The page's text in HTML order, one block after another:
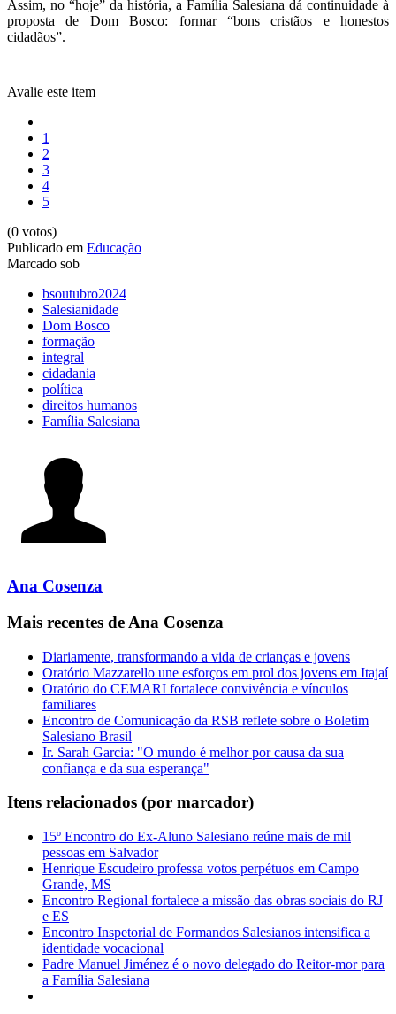
Assim, no “hoje” da história, a Família Salesiana dá continuidade à
proposta de Dom Bosco: formar “bons cristãos e honestos
cidadãos”.
Avalie este item
1
2
3
4
5
(0 votos)
Publicado em Educação
Marcado sob
bsoutubro2024
Salesianidade
Dom Bosco
formação
integral
cidadania
política
direitos humanos
Família Salesiana
Ana Cosenza
Mais recentes de Ana Cosenza
Diariamente, transformando a vida de crianças e jovens
Oratório Mazzarello une esforços em prol dos jovens em Itajaí
Oratório do CEMARI fortalece convivência e vínculos
familiares
Encontro de Comunicação da RSB reflete sobre o Boletim
Salesiano Brasil
Ir. Sarah Garcia: "O mundo é melhor por causa da sua
confiança e da sua esperança"
Itens relacionados (por marcador)
15º Encontro do Ex-Aluno Salesiano reúne mais de mil
pessoas em Salvador
Henrique Escudeiro professa votos perpétuos em Campo
Grande, MS
Encontro Regional fortalece a missão das obras sociais do RJ
e ES
Encontro Inspetorial de Formandos Salesianos intensifica a
identidade vocacional
Padre Manuel Jiménez é o novo delegado do Reitor-mor para
a Família Salesiana